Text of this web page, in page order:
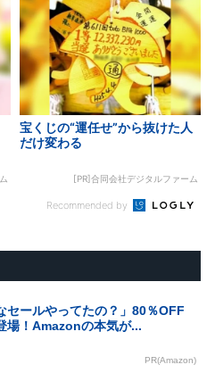
宝くじの“運任せ”から抜けた人
だけ変わる
[PR]合同会社デジタルファーム
Recommended by
セールやってたの？」80％OFF
場！Amazonの本気が...
PR(Amazon)